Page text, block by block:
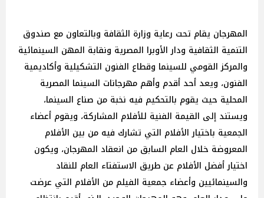
المهرجان يقام تحت رعاية وزارة الثقافة وبالتعاون مع صندوق
التنمية الثقافية ودار الأوبرا المصرية ونقابة المهن السينمائية
والمركز القومي للسينما وقطاع الفنون التشكيلية وأكاديمية
الفنون، ويعد أحد أقدم وأهم مهرجانات السينما المصرية
المحلية حيث يقوم بالتحكيم فيه نخبة من صناع السينما،
ويستند إلى القيمة الفنية للأفلام المشاركة، ويقوم أعضاء
الجمعية باختيار الأفلام التي تشارك فيه من بين الأفلام
المعروضة خلال العام السابق من انعقاد المهرجان، ويكون
اختيار أفضل الأفلام عن طريق الاستفتاء العام للنقاد
والسينمائيين وأعضاء جمعية الفيلم من الأفلام التي عرضت